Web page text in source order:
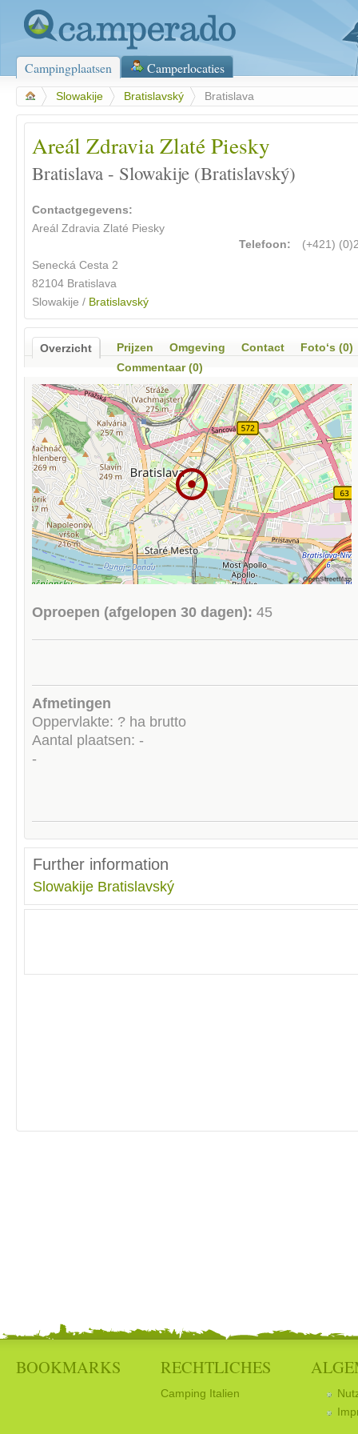
Campingplaatsen Camperlocaties
Slowakije Bratislavský Bratislava
Areál Zdravia Zlaté Piesky
Bratislava - Slowakije (Bratislavský)
Contactgegevens:
Areál Zdravia Zlaté Piesky
Senecká Cesta 2
82104 Bratislava
Slowakije / Bratislavský
Telefoon: (+421)
Overzicht Prijzen Omgeving Contact
Foto‘s (0)
Commentaar (0)
Oproepen (afgelopen 30 dagen): 45
Afmetingen
Oppervlakte: ? ha brutto
Aantal plaatsen: -
-
Further information
Slowakije Bratislavský
BOOKMARKS RECHTLICHES
Camping Italien